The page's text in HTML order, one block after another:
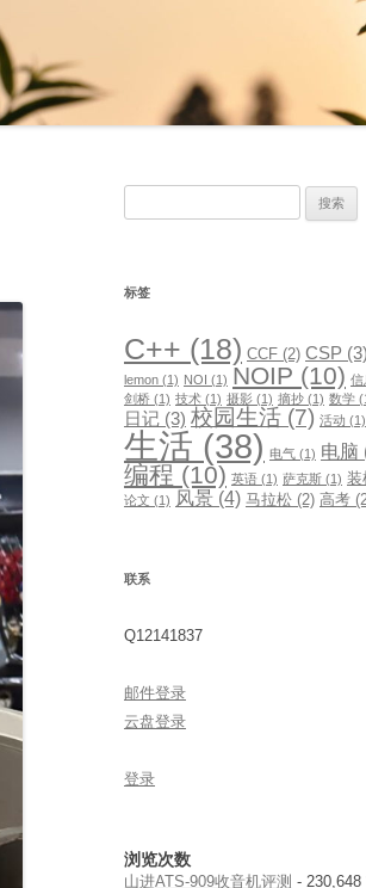
标签
C++ (18) CCF (2) CSP (3)
lemon (1) NOI (1) NOIP (10) 信
剑桥 (1) 技术 (1) 摄影 (1) 摘抄 (1) 数学
日记 (3) 校园生活 (7) 活动 (1)
生活 (38) 电气 (1) 电脑
编程 (10) 英语 (1) 萨克斯 (1) 装
论文 (1) 风景 (4) 马拉松 (2) 高考
联系
Q12141837
邮件登录
云盘登录
登录
浏览次数
山进ATS-909收音机评测 -